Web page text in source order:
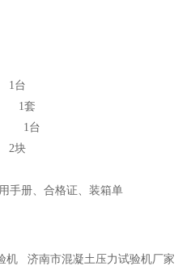
套
1台
手册、合格证、装箱单
济南市混凝土压力试验机厂家